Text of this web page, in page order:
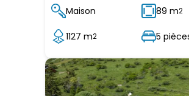
Maison 89 m2
1127 m2 5